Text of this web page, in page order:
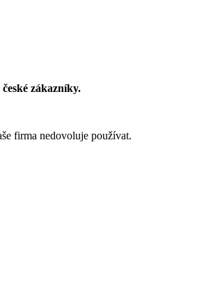
zákazníky.
firma nedovoluje používat.